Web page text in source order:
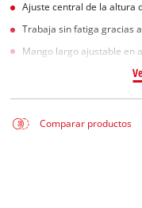
Ajuste central de la altura
Trabaja sin fatiga gracias
Mango largo ajustable en
Comparar productos